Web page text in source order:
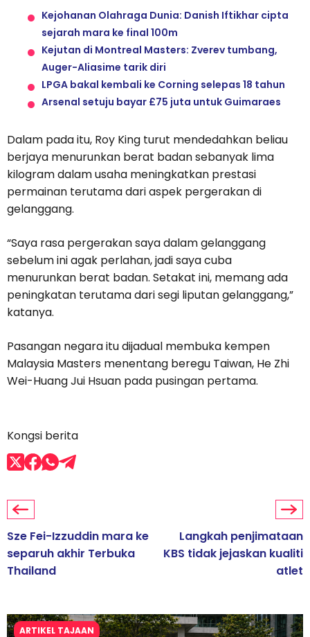
Kejohanan Olahraga Dunia: Danish Iftikhar cipta
sejarah mara ke final 100m
Kejutan di Montreal Masters: Zverev tumbang,
Auger-Aliasime tarik diri
LPGA bakal kembali ke Corning selepas 18 tahun
Arsenal setuju bayar £75 juta untuk Guimaraes
Dalam pada itu, Roy King turut mendedahkan beliau
berjaya menurunkan berat badan sebanyak lima
kilogram dalam usaha meningkatkan prestasi
permainan terutama dari aspek pergerakan di
gelanggang.
“Saya rasa pergerakan saya dalam gelanggang
sebelum ini agak perlahan, jadi saya cuba
menurunkan berat badan. Setakat ini, memang ada
peningkatan terutama dari segi liputan gelanggang,”
katanya.
Pasangan negara itu dijadual membuka kempen
Malaysia Masters menentang beregu Taiwan, He Zhi
Wei-Huang Jui Hsuan pada pusingan pertama.
Kongsi berita
Sze Fei-Izzuddin mara ke
separuh akhir Terbuka
Thailand
Langkah penjimataan
KBS tidak jejaskan kualiti
atlet
ARTIKEL TAJAAN